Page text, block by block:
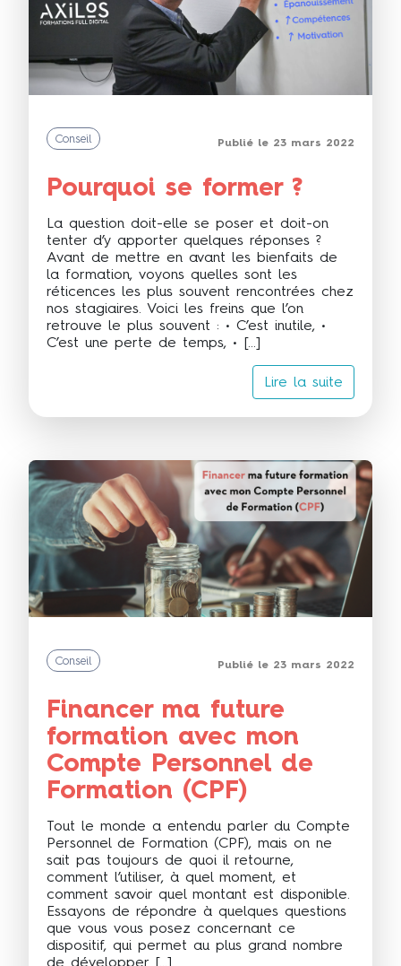
Conseil Publié le 23 mars 2022
Pourquoi se former ?
La question doit-elle se poser et doit-on
tenter d’y apporter quelques réponses ?
Avant de mettre en avant les bienfaits de
la formation, voyons quelles sont les
réticences les plus souvent rencontrées chez
nos stagiaires. Voici les freins que l’on
retrouve le plus souvent : • C’est inutile, •
C’est une perte de temps, • […]
Lire la suite
Conseil Publié le 23 mars 2022
Financer ma future
formation avec mon
Compte Personnel de
Formation (CPF)
Tout le monde a entendu parler du Compte
Personnel de Formation (CPF), mais on ne
sait pas toujours de quoi il retourne,
comment l’utiliser, à quel moment, et
comment savoir quel montant est disponible.
Essayons de répondre à quelques questions
que vous vous posez concernant ce
dispositif, qui permet au plus grand nombre
de développer […]